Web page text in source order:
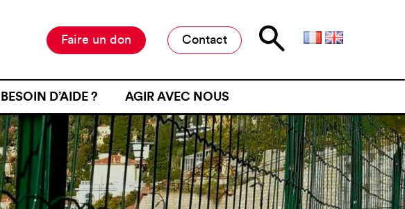
BESOIN D’AIDE ?
JE SUIS EN ZONE D’ATTENTE
SE RENDRE EN ZONE D’ATTENTE
J’AI FAIT L’OBJET D’UN CONTRÔLE
D’IDENTITÉ À UNE FRONTIÈRE
AGIR AVEC NOUS
MILITER À L’ANAFÉ
OFFRES DE STAGE ET D’EMPLOI
RESTER INFORMÉ·E
Faire un don Contact